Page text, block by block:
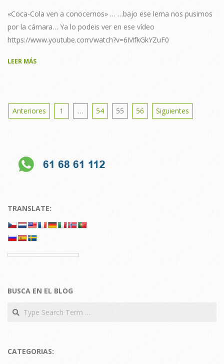
«Coca-Cola ven a conocernos» … …bajo ese lema nos pusimos
por la cámara… Ya lo podeis ver en ese vídeo
https://www.youtube.com/watch?v=6MfkGkYZuF0
LEER MÁS
Posts
Anteriores 1 … 54 55 56 Siguientes
TRANSLATE:
BUSCA EN EL BLOG
Search
CATEGORIAS: